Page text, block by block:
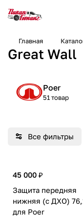
Главная
Great Wall
Poer
51 товар
Все фильтры
45 000 ₽
Защита передняя
нижняя (с ДХО)
для Poer